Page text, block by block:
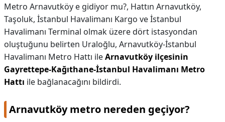
Metro Arnavutköy e gidiyor mu?, Hattın Arnavutköy,
Taşoluk, İstanbul Havalimanı Kargo ve İstanbul
Havalimanı Terminal olmak üzere dört istasyondan
oluştuğunu belirten Uraloğlu, Arnavutköy-İstanbul
Havalimanı Metro Hattı ileArnavutköy ilçesinin
Gayrettepe-Kağıthane-İstanbul Havalimanı Metro
Hattı ile bağlanacağını bildirdi.
Arnavutköy metro nereden geçiyor?